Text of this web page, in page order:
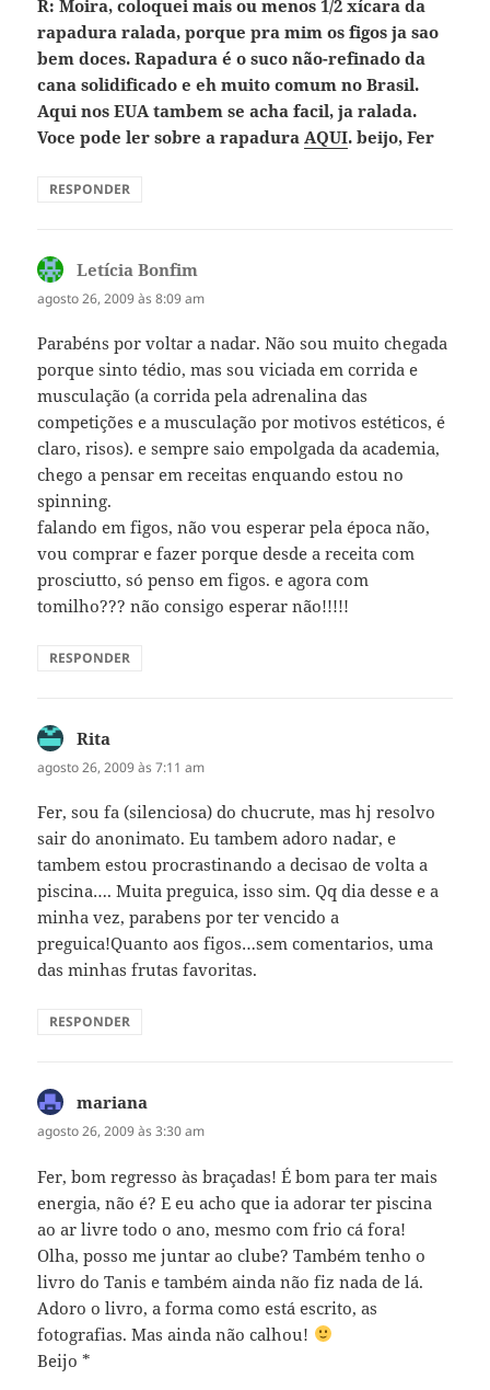
R: Moira, coloquei mais ou menos 1/2 xícara da
rapadura ralada, porque pra mim os figos ja sao
bem doces. Rapadura é o suco não-refinado da
cana solidificado e eh muito comum no Brasil.
Aqui nos EUA tambem se acha facil, ja ralada.
Voce pode ler sobre a rapadura AQUI. beijo, Fer
RESPONDER
Letícia Bonfim
agosto 26, 2009 às 8:09 am
Parabéns por voltar a nadar. Não sou muito chegada
porque sinto tédio, mas sou viciada em corrida e
musculação (a corrida pela adrenalina das
competições e a musculação por motivos estéticos, é
claro, risos). e sempre saio empolgada da academia,
chego a pensar em receitas enquando estou no
spinning.
falando em figos, não vou esperar pela época não,
vou comprar e fazer porque desde a receita com
prosciutto, só penso em figos. e agora com
tomilho??? não consigo esperar não!!!!!
RESPONDER
Rita
agosto 26, 2009 às 7:11 am
Fer, sou fa (silenciosa) do chucrute, mas hj resolvo
sair do anonimato. Eu tambem adoro nadar, e
tambem estou procrastinando a decisao de volta a
piscina…. Muita preguica, isso sim. Qq dia desse e a
minha vez, parabens por ter vencido a
preguica!Quanto aos figos…sem comentarios, uma
das minhas frutas favoritas.
RESPONDER
mariana
agosto 26, 2009 às 3:30 am
Fer, bom regresso às braçadas! É bom para ter mais
energia, não é? E eu acho que ia adorar ter piscina
ao ar livre todo o ano, mesmo com frio cá fora!
Olha, posso me juntar ao clube? Também tenho o
livro do Tanis e também ainda não fiz nada de lá.
Adoro o livro, a forma como está escrito, as
fotografias. Mas ainda não calhou!
Beijo *